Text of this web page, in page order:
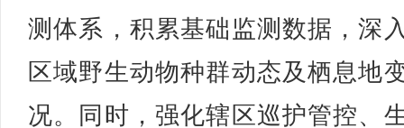
测体系，积累基础监测数据，深
区域野生动物种群动态及栖息地
况。同时，强化辖区巡护管控、